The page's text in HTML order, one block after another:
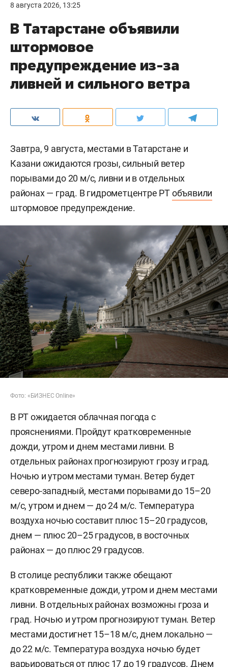
8 августа 2026, 13:25
В Татарстане объявили
штормовое
предупреждение из-за
ливней и сильного ветра
Завтра, 9 августа, местами в Татарстане и
Казани ожидаются грозы, сильный ветер
порывами до 20 м/c, ливни и в отдельных
районах — град. В гидрометцентре РТобъявили
штормовое предупреждение.
Фото: «БИЗНЕС Online»
В РТ ожидается облачная погода с
прояснениями. Пройдут кратковременные
дожди, утром и днем местами ливни. В
отдельных районах прогнозируют грозу и град.
Ночью и утром местами туман. Ветер будет
северо-западный, местами порывами до 15–20
м/c, утром и днем — до 24 м/с. Температура
воздуха ночью составит плюс 15–20 градусов,
днем — плюс 20–25 градусов, в восточных
районах — до плюс 29 градусов.
В столице республики также обещают
кратковременные дожди, утром и днем местами
ливни. В отдельных районах возможны гроза и
град. Ночью и утром прогнозируют туман. Ветер
местами достигнет 15–18 м/с, днем локально —
до 22 м/с. Температура воздуха ночью будет
варьироваться от плюс 17 до 19 градусов. Днем